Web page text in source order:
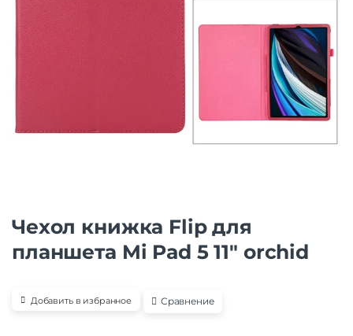
Чехол книжка Flip для
планшета Mi Pad 5 11″ orchid
Добавить в избранное Сравнение